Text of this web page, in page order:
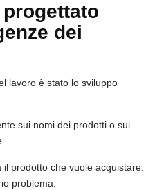
dei
lavoro è stato lo sviluppo
sui nomi dei prodotti o sui
prodotto che vuole acquistare.
problema: